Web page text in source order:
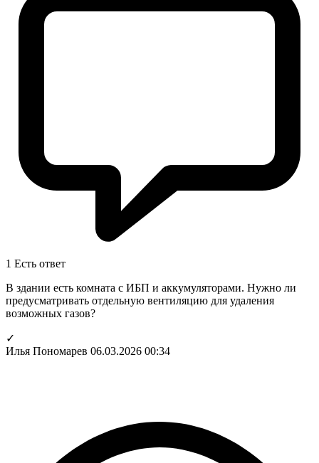
1 Есть ответ
В здании есть комната с ИБП и аккумуляторами. Нужно ли
предусматривать отдельную вентиляцию для удаления
возможных газов?
✓
Илья Пономарев 06.03.2026 00:34